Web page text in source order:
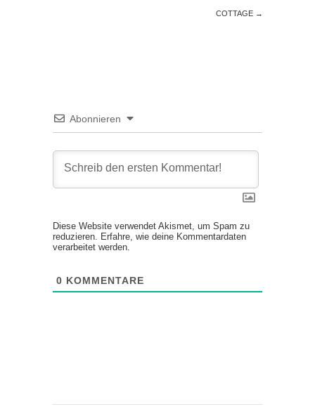
COTTAGE →
Abonnieren
Diese Website verwendet Akismet, um Spam zu
reduzieren.
Erfahre, wie deine Kommentardaten
verarbeitet werden.
0 KOMMENTARE